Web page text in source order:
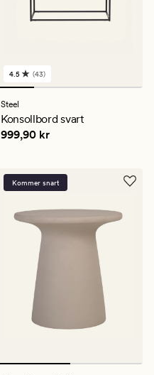
43
omdömen
med
genomsnittligt
betyg
4.5 (43)
Steel
Konsollbord svart
Pris 999,90 kr
999,90 kr
Kommer snart